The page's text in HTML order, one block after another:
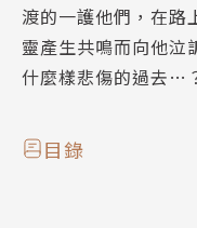
渡的一護他們，在路
靈產生共鳴而向他泣
什麼樣悲傷的過去…
目錄